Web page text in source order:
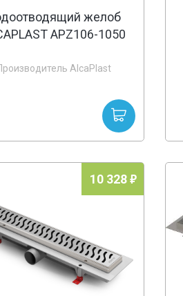
желоб
APZ106-1050
AlcaPlast
10 328